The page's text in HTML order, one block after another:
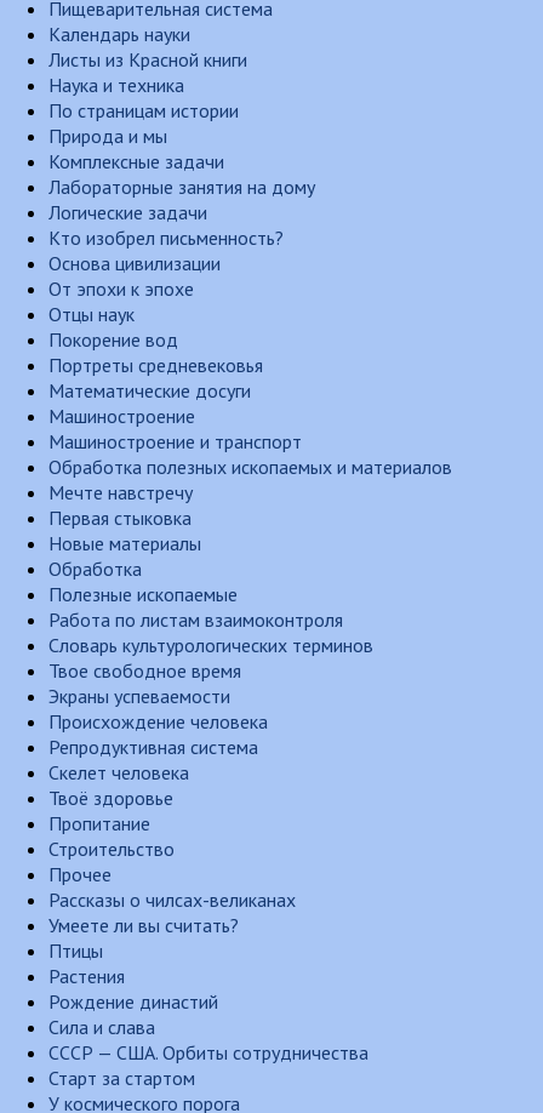
Пищеварительная система
Календарь науки
Листы из Красной книги
Наука и техника
По страницам истории
Природа и мы
Комплексные задачи
Лабораторные занятия на дому
Логические задачи
Кто изобрел письменность?
Основа цивилизации
От эпохи к эпохе
Отцы наук
Покорение вод
Портреты средневековья
Математические досуги
Машиностроение
Машиностроение и транспорт
Обработка полезных ископаемых и материалов
Мечте навстречу
Первая стыковка
Новые материалы
Обработка
Полезные ископаемые
Работа по листам взаимоконтроля
Словарь культурологических терминов
Твое свободное время
Экраны успеваемости
Происхождение человека
Репродуктивная система
Скелет человека
Твоё здоровье
Пропитание
Строительство
Прочее
Рассказы о чилсах-великанах
Умеете ли вы считать?
Птицы
Растения
Рождение династий
Сила и слава
СССР — США. Орбиты сотрудничества
Старт за стартом
У космического порога